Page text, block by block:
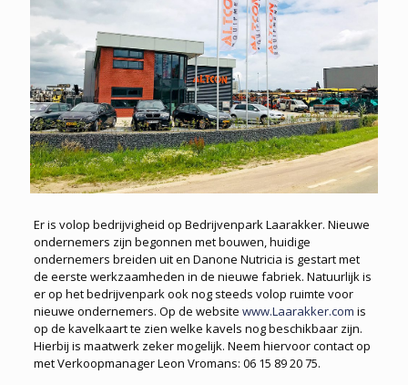
Er is volop bedrijvigheid op Bedrijvenpark Laarakker. Nieuwe
ondernemers zijn begonnen met bouwen, huidige
ondernemers breiden uit en Danone Nutricia is gestart met
de eerste werkzaamheden in de nieuwe fabriek. Natuurlijk is
er op het bedrijvenpark ook nog steeds volop ruimte voor
nieuwe ondernemers. Op de website www.Laarakker.com is
op de kavelkaart te zien welke kavels nog beschikbaar zijn.
Hierbij is maatwerk zeker mogelijk. Neem hiervoor contact op
met Verkoopmanager Leon Vromans: 06 15 89 20 75.